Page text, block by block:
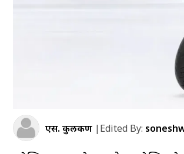
एस. कुलकर्णी |Edited By: